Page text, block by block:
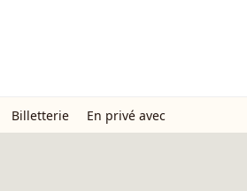
Billetterie En privé avec